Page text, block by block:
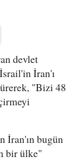
devlet
İran'ı
"Bizi 48
İran'ın bugün
bir ülke"